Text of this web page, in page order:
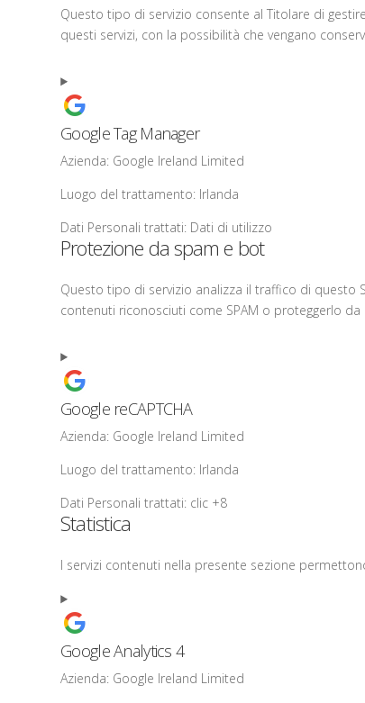
Questo tipo di servizio consente al Titolare di
questi servizi, con la possibilità che vengano
Google Tag Manager
Azienda: Google Ireland Limited
Luogo del trattamento: Irlanda
Dati Personali trattati: Dati di utilizzo
Protezione da spam e bot
Questo tipo di servizio analizza il traffico di questo
contenuti riconosciuti come SPAM o proteggerlo
Google reCAPTCHA
Azienda: Google Ireland Limited
Luogo del trattamento: Irlanda
Dati Personali trattati: clic +8
Statistica
I servizi contenuti nella presente sezione
Google Analytics 4
Azienda: Google Ireland Limited